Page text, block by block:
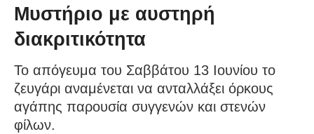
Μυστήριο με αυστηρή
διακριτικότητα
Το απόγευμα του Σαββάτου 13 Ιουνίου το
ζευγάρι αναμένεται να ανταλλάξει όρκους
αγάπης παρουσία συγγενών και στενών
φίλων.